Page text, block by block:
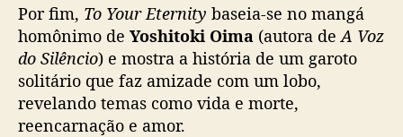
e
g
n
d
a
Por fim, To Your Eternity baseia-se no mangá
homônimo de Yoshitoki Oima (autora deA Voz
do Silêncio) e mostra a história de um garoto
solitário que faz amizade com um lobo,
revelando temas como vida e morte,
reencarnação e amor.